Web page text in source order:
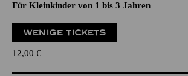
Für Kleinkinder von 1 bis 3 Jahren
WENIGE TICKETS
12,00 €